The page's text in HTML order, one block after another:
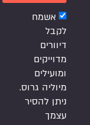
אשמח
לקבל
דיוורים
מדוייקים
ומועילים
מיוליה גרוס.
ניתן להסיר
עצמך